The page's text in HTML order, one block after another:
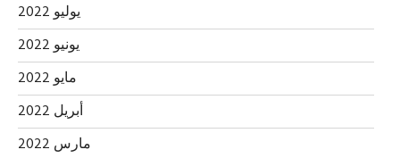
يوليو 2022
يونيو 2022
مايو 2022
أبريل 2022
مارس 2022